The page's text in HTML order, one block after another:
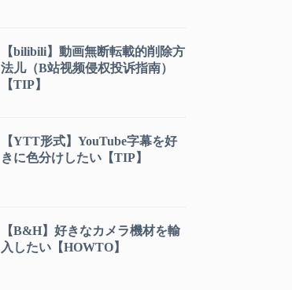
【bilibili】動画無断転載的削除方
法儿（B站视频侵权投诉指南）
【TIP】
【YTT形式】YouTube字幕を好
きに色分けしたい【TIP】
【B&H】好きなカメラ機材を輸
入したい【HOWTO】